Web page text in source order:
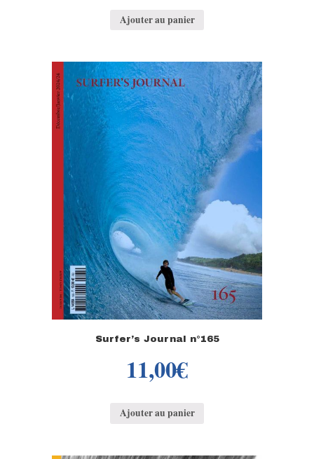
Ajouter au panier
Surfer’s Journal n°165
11,00€
Ajouter au panier